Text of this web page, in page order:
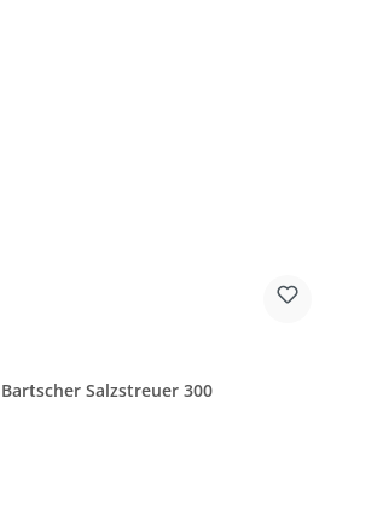
Bartscher Salzstreuer 300